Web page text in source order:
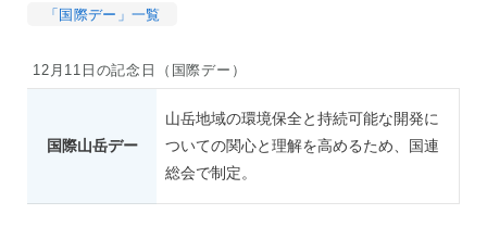
「国際デー」一覧
12月11日の記念日（国際デー）
国際山岳デー
山岳地域の環境保全と持続可能な開発に
ついての関心と理解を高めるため、国連
総会で制定。